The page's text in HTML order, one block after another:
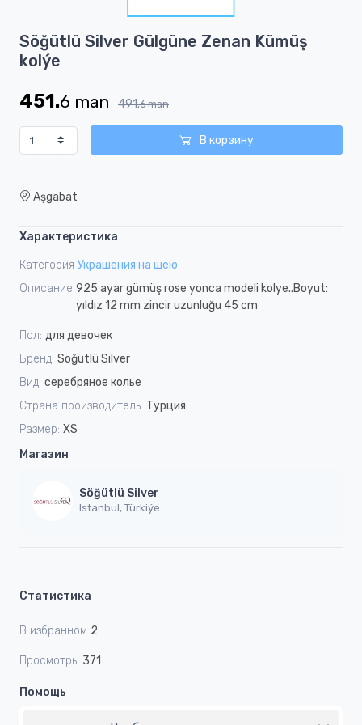
1
of
Söğütlü Silver Gülgüne Zenan Kümüş
kolýe
451.6 man 491.6 man
В корзину
Aşgabat
Характеристика
Категория Украшения на шею
Описание 925 ayar gümüş rose yonca modeli kolye..Boyut:
yıldız 12 mm zincir uzunluğu 45 cm
Пол: для девочек
Бренд: Söğütlü Silver
Вид: серебряное колье
Страна производитель: Турция
Размер: XS
Магазин
Söğütlü Silver
Istanbul, Türkiýe
Статистика
В избранном 2
Просмотры 371
Помощь